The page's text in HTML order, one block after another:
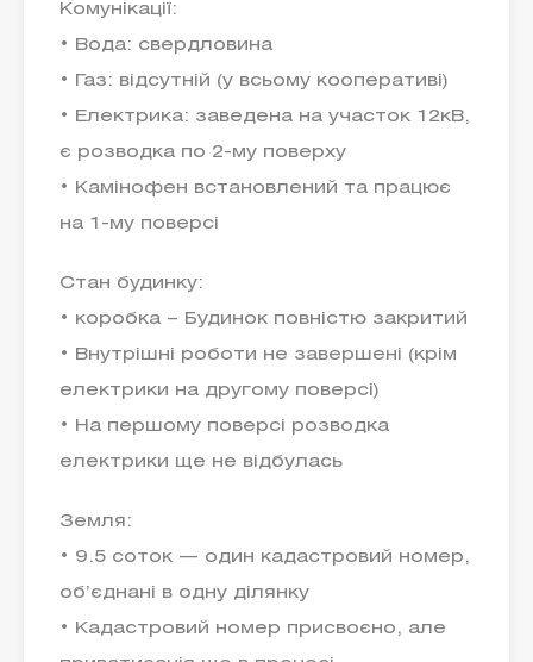
Комунікації:
• Вода: свердловина
• Газ: відсутній (у всьому кооперативі)
• Електрика: заведена на участок 12кВ,
є розводка по 2-му поверху
• Камінофен встановлений та працює
на 1-му поверсі
Стан будинку:
• коробка – Будинок повністю закритий
• Внутрішні роботи не завершені (крім
електрики на другому поверсі)
• На першому поверсі розводка
електрики ще не відбулась
Земля:
• 9.5 соток — один кадастровий номер,
об’єднані в одну ділянку
• Кадастровий номер присвоєно, але